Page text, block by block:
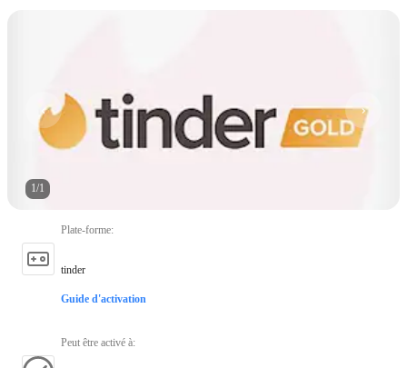
1/1
Plate-forme:
tinder
Guide d'activation
Peut être activé à: